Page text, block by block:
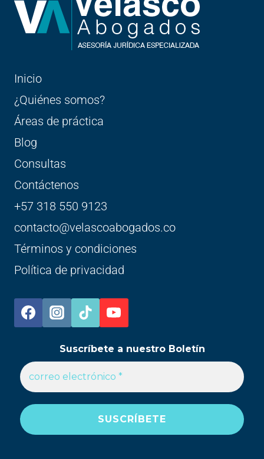
Inicio
¿Quiénes somos?
Áreas de práctica
Blog
Consultas
Contáctenos
+57 318 550 9123
contacto@velascoabogados.co
Términos y condiciones
Política de privacidad
Suscríbete a nuestro Boletín